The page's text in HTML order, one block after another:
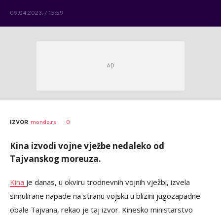
09.04.2023. / 15:59
IZVOR mondo.rs 0
Kina izvodi vojne vježbe nedaleko od
Tajvanskog moreuza.
Kina je danas, u okviru trodnevnih vojnih vježbi, izvela
simulirane napade na stranu vojsku u blizini jugozapadne
obale Tajvana, rekao je taj izvor. Kinesko ministarstvo